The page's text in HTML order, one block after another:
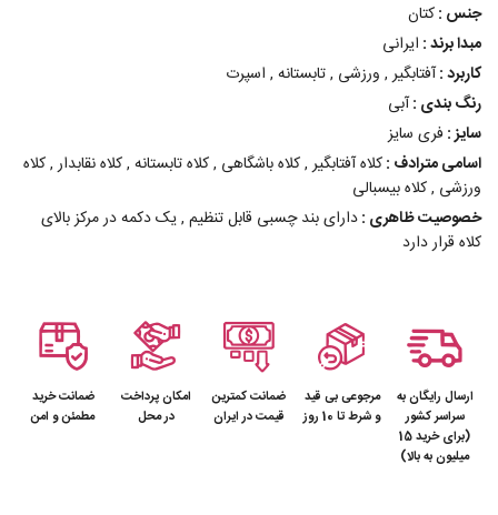
جنس :کتان
مبدا برند : ایرانی
کاربرد :آفتابگیر , ورزشی , تابستانه , اسپرت
رنگ بندی :آبی
سایز : فری سایز
اسامی مترادف :کلاه آفتابگیر , کلاه باشگاهی , کلاه تابستانه , کلاه نقابدار , کلاه
ورزشی , کلاه بیسبالی
خصوصیت ظاهری :دارای بند چسبی قابل تنظیم , یک دکمه در مرکز بالای
کلاه قرار دارد
ارسال رایگان به
سراسر کشور
(برای خرید 15
میلیون به بالا)
مرجوعی بی قید
و شرط تا 10 روز
ضمانت کمترین
قیمت در ایران
امکان پرداخت
در محل
ضمانت خرید
مطمئن و امن